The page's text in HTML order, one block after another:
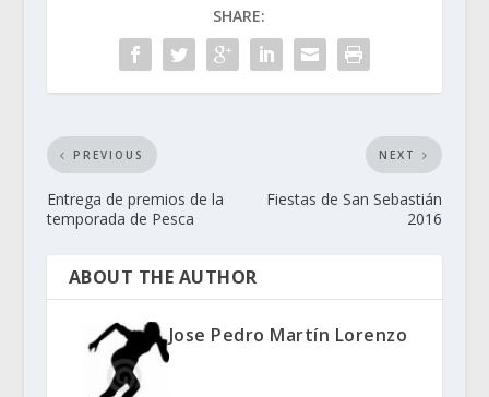
SHARE:
PREVIOUS
Entrega de premios de la
temporada de Pesca
NEXT
Fiestas de San Sebastián
2016
ABOUT THE AUTHOR
Jose Pedro Martín Lorenzo